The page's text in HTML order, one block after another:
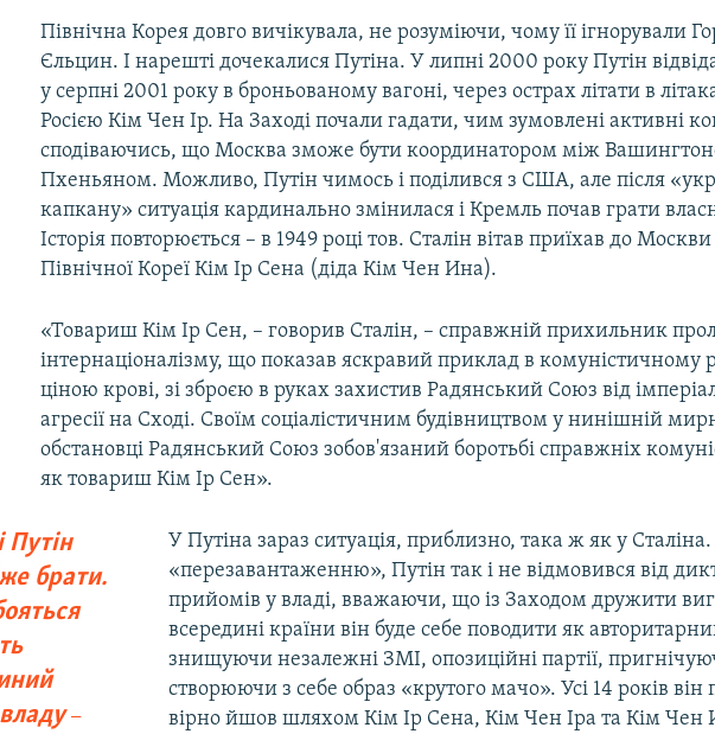
Північна Корея довго вичікувала, не розуміючи, чому її ігнорували
Єльцин. І нарешті дочекалися Путіна. У липні 2000 року Путін
у серпні 2001 року в броньованому вагоні, через острах літати в
Росією Кім Чен Ір. На Заході почали гадати, чим зумовлені активні
сподіваючись, що Москва зможе бути координатором між
Пхеньяном. Можливо, Путін чимось і поділився з США, але після
капкану» ситуація кардинально змінилася і Кремль почав грати
Історія повторюється – в 1949 році тов. Сталін вітав приїхав до
Північної Кореї Кім Ір Сена (діда Кім Чен Ина).
«Товариш Кім Ір Сен, – говорив Сталін, – справжній прихильник
інтернаціоналізму, що показав яскравий приклад в комуністичному
ціною крові, зі зброєю в руках захистив Радянський Союз від
агресії на Сході. Своїм соціалістичним будівництвом у нинішній
обстановці Радянський Союз зобов'язаний боротьбі справжніх
як товариш Кім Ір Сен».
Путін
брати.
–
У Путіна зараз ситуація, приблизно, така ж як у
«перезавантаженню», Путін так і не відмовився від
прийомів у владі, вважаючи, що із Заходом дружити
всередині країни він буде себе поводити як
знищуючи незалежні ЗМІ, опозиційні партії,
створюючи з себе образ «крутого мачо». Усі 14 років він
вірно йшов шляхом Кім Ір Сена, Кім Чен Іра та Кім Чен